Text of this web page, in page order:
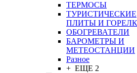
ТЕРМОСЫ
ТУРИСТИЧЕСКИЕ
ПЛИТЫ И
ОБОГРЕВАТЕЛИ
БАРОМЕТРЫ И
МЕТЕОСТАНЦИИ
Разное
+ ЕЩЕ 2